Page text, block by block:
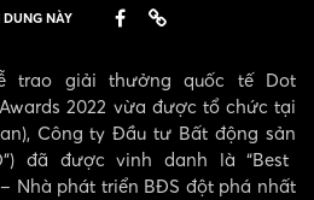
NÀY
trao giải thưởng quốc tếDot
2022 vừa được tổ chức tại
Công tyĐầu tư Bất động sản
đã được vinh danh là “Best
Nhà phát triển BĐS đột phá nhất